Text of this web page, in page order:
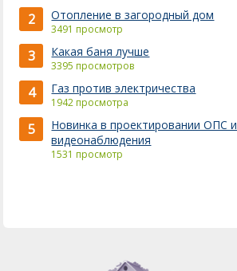
2 Отопление в загородный дом
3491 просмотр
3 Какая баня лучше
3395 просмотров
4 Газ против электричества
1942 просмотра
5
Новинка в проектировании ОПС и
видеонаблюдения
1531 просмотр